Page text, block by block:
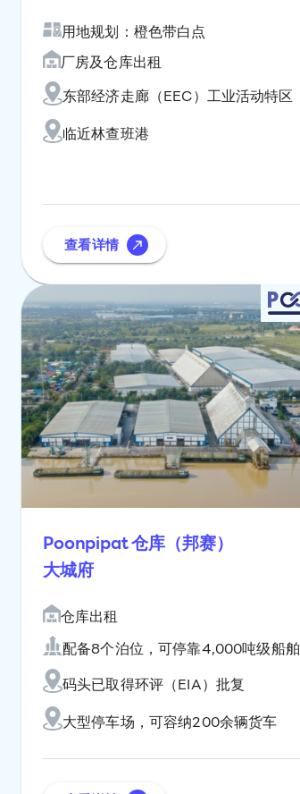
用地规划：橙色带白点
厂房及仓库出租
东部经济走廊（EEC）工业活动特区
临近林查班港
查看详情
Poonpipat 仓库（邦赛）
大城府
仓库出租
配备8个泊位，可停靠4,000吨级船舶
码头已取得环评（EIA）批复
大型停车场，可容纳200余辆货车